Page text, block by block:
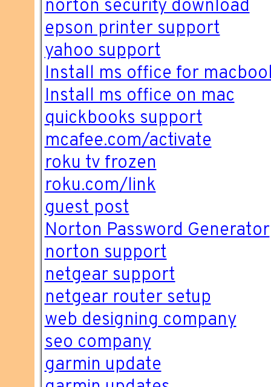
norton security download
epson printer support
yahoo support
Install ms office for
Install ms office on mac
quickbooks support
mcafee.com/activate
roku tv frozen
roku.com/link
guest post
Norton Password Generator
norton support
netgear support
netgear router setup
web designing company
seo company
garmin update